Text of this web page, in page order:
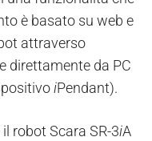
è basato su web e
attraverso
direttamente da PC
iPendant).
robot Scara SR-3iA